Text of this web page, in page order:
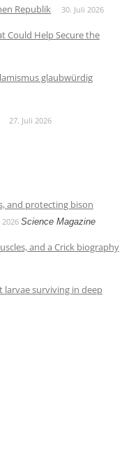
Republik
30. Juli 2026
Could Help Secure the
glaubwürdig
27. Juli 2026
and protecting bison
Science Magazine
and a Crick biography
larvae surviving in deep